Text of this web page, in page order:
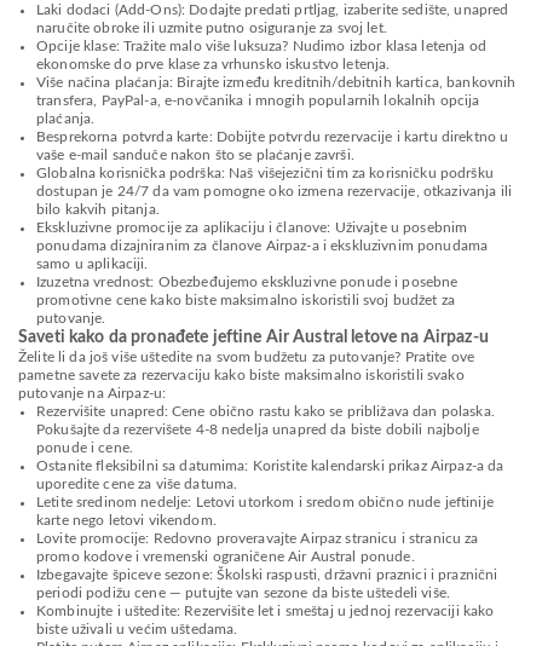
Laki dodaci (Add-Ons): Dodajte predati prtljag, izaberite sedište, unapred
naručite obroke ili uzmite putno osiguranje za svoj let.
Opcije klase: Tražite malo više luksuza? Nudimo izbor klasa letenja od
ekonomske do prve klase za vrhunsko iskustvo letenja.
Više načina plaćanja: Birajte između kreditnih/debitnih kartica, bankovnih
transfera, PayPal-a, e-novčanika i mnogih popularnih lokalnih opcija
plaćanja.
Besprekorna potvrda karte: Dobijte potvrdu rezervacije i kartu direktno u
vaše e-mail sanduče nakon što se plaćanje završi.
Globalna korisnička podrška: Naš višejezični tim za korisničku podršku
dostupan je 24/7 da vam pomogne oko izmena rezervacije, otkazivanja ili
bilo kakvih pitanja.
Ekskluzivne promocije za aplikaciju i članove: Uživajte u posebnim
ponudama dizajniranim za članove Airpaz-a i ekskluzivnim ponudama
samo u aplikaciji.
Izuzetna vrednost: Obezbeđujemo ekskluzivne ponude i posebne
promotivne cene kako biste maksimalno iskoristili svoj budžet za
putovanje.
Saveti kako da pronađete jeftine Air Austral letove na Airpaz-u
Želite li da još više uštedite na svom budžetu za putovanje? Pratite ove
pametne savete za rezervaciju kako biste maksimalno iskoristili svako
putovanje na Airpaz-u:
Rezervišite unapred: Cene obično rastu kako se približava dan polaska.
Pokušajte da rezervišete 4-8 nedelja unapred da biste dobili najbolje
ponude i cene.
Ostanite fleksibilni sa datumima: Koristite kalendarski prikaz Airpaz-a da
uporedite cene za više datuma.
Letite sredinom nedelje: Letovi utorkom i sredom obično nude jeftinije
karte nego letovi vikendom.
Lovite promocije: Redovno proveravajte Airpaz stranicu i stranicu za
promo kodove i vremenski ograničene Air Austral ponude.
Izbegavajte špiceve sezone: Školski raspusti, državni praznici i praznični
periodi podižu cene — putujte van sezone da biste uštedeli više.
Kombinujte i uštedite: Rezervišite let i smeštaj u jednoj rezervaciji kako
biste uživali u većim uštedama.